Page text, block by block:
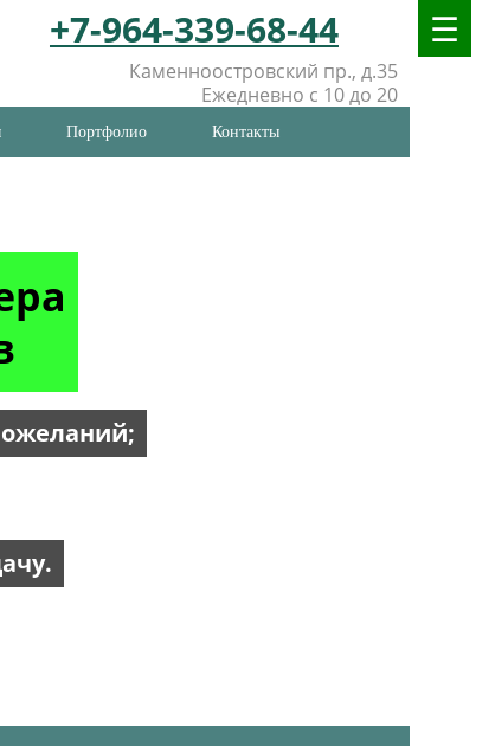
+7-964-339-68-44
Каменноостровский пр., д.35
Ежедневно с 10 до 20
Портфолио Контакты